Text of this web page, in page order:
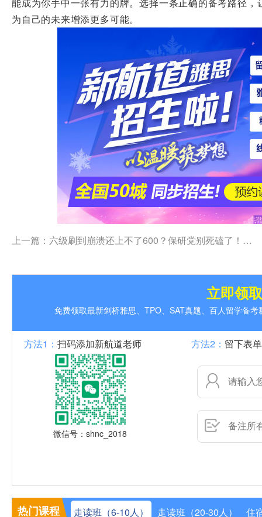
为自己的未来增添更多可能。
上一篇： 六级刷到崩溃还上不了600？保研党别死磕了！转战雅思才是新出路
立即领
免费领取最新剑桥雅思、TPO、SAT真题、百人留学备
方法1： 扫码添加新航道老师
微信号：shnc_2018
方法2： 留下表
热门课程 走读班（6-10人） 走读班（20-30人） 住